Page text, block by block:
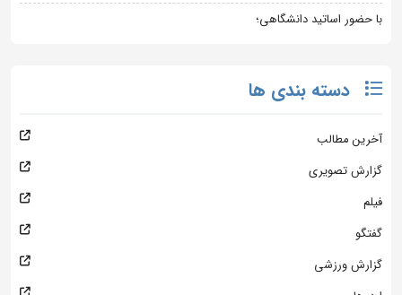
با حضور اساتید دانشگاهی؛
دسته بندی ها
آخرین مطالب
گزارش تصویری
فیلم
گفتگو
گزارش ورزشی